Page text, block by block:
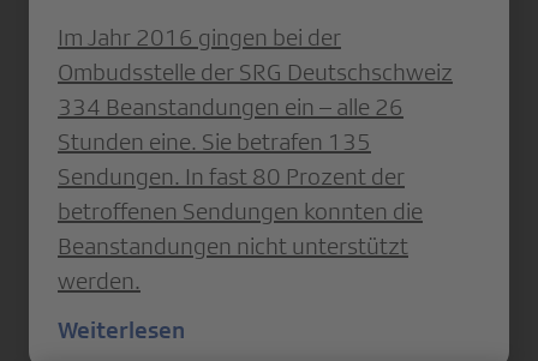
Im Jahr 2016 gingen bei der
Ombudsstelle der SRG Deutschschweiz
334 Beanstandungen ein – alle 26
Stunden eine. Sie betrafen 135
Sendungen. In fast 80 Prozent der
betroffenen Sendungen konnten die
Beanstandungen nicht unterstützt
werden.
Weiterlesen